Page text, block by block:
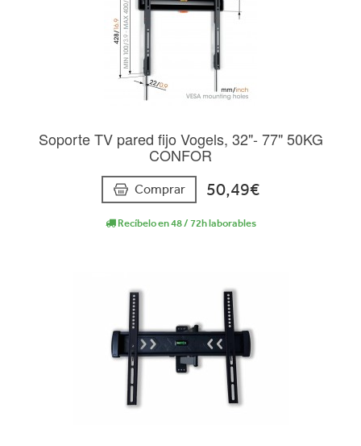
Soporte TV pared fijo Vogels, 32"- 77" 50KG
CONFOR
Comprar 50,49€
Recíbelo en 48 / 72h laborables